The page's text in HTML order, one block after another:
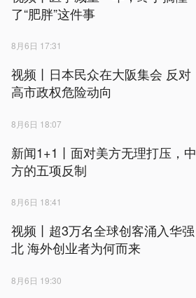
了“肥胖”这件事
8月6日 17:31
视频丨日本民众在大阪集会 反对
高市政权危险动向
8月6日 18:07
新闻1+1丨面对美方无理打压，中
方的五项反制
8月6日 18:41
视频丨超3万名全球创客涌入华强
北 海外创业者为何而来
8月6日 19:30